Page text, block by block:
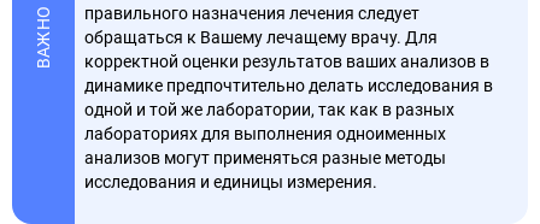
ВАЖНО
правильного назначения лечения следует
обращаться к Вашему лечащему врачу. Для
корректной оценки результатов ваших анализов в
динамике предпочтительно делать исследования в
одной и той же лаборатории, так как в разных
лабораториях для выполнения одноименных
анализов могут применяться разные методы
исследования и единицы измерения.